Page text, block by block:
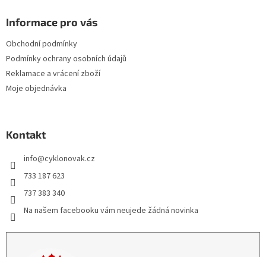
Informace pro vás
Obchodní podmínky
Podmínky ochrany osobních údajů
Reklamace a vrácení zboží
Moje objednávka
Kontakt
info@cyklonovak.cz
733 187 623
737 383 340
Na našem facebooku vám neujede žádná novinka